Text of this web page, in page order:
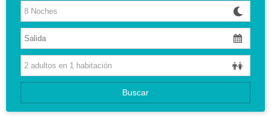
MULTIDESTINOS
HOTELES
CIRCUITOS
GUIAS DE VIAJES
Buscar